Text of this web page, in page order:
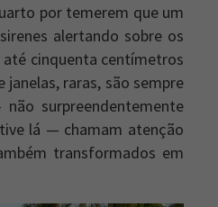
por temerem que um
alertando sobre os
cinquenta centímetros
raras, são sempre
surpreendentemente
lá — chamam atenção
transformados em